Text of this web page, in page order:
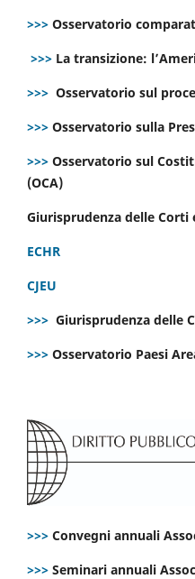
>>> Osservatorio
>>> La transizione:
>>> Osservatorio sul
>>> Osservatorio sulla
>>> Osservatorio sul
(OCA)
Giurisprudenza delle Corti
ECHR
CJEU
>>> Giurisprudenza delle
>>> Osservatorio Paesi
>>> Convegni annuali
>>> Seminari annuali